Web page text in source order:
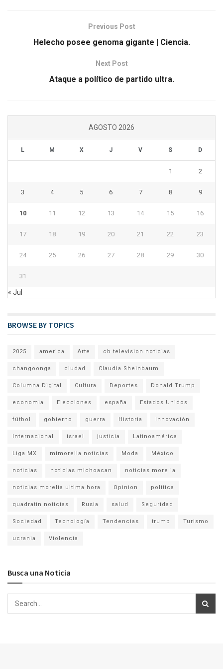
Previous Post
Helecho posee genoma gigante | Ciencia.
Next Post
Ataque a político de partido ultra.
AGOSTO 2026
L M X J V S D
1 2
3 4 5 6 7 8 9
10 11 12 13 14 15 16
17 18 19 20 21 22 23
24 25 26 27 28 29 30
31
« Jul
BROWSE BY TOPICS
2025 america Arte cb television noticias
changoonga ciudad Claudia Sheinbaum
Columna Digital Cultura Deportes Donald Trump
economia Elecciones españa Estados Unidos
fútbol gobierno guerra Historia Innovación
Internacional israel justicia Latinoamérica
Liga MX mimorelia noticias Moda México
noticias noticias michoacan noticias morelia
noticias morelia ultima hora Opinion politica
quadratin noticias Rusia salud Seguridad
Sociedad Tecnología Tendencias trump Turismo
ucrania Violencia
Busca una Noticia